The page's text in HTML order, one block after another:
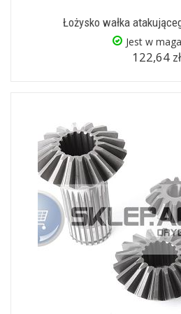
Łożysko wałka
Jest w
122,64 zł